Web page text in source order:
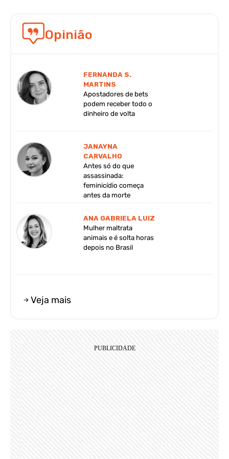
Opinião
FERNANDA S.
MARTINS
Apostadores de bets
podem receber todo o
dinheiro de volta
JANAYNA
CARVALHO
Antes só do que
assassinada:
feminicídio começa
antes da morte
ANA GABRIELA LUIZ
Mulher maltrata
animais e é solta horas
depois no Brasil
Veja mais